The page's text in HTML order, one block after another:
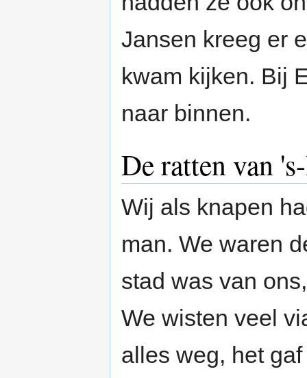
Jansen kreeg er
kwam kijken. Bij
naar binnen.
De ratten van
Wij als knapen
man. We waren
stad was van
We wisten veel
alles weg, het